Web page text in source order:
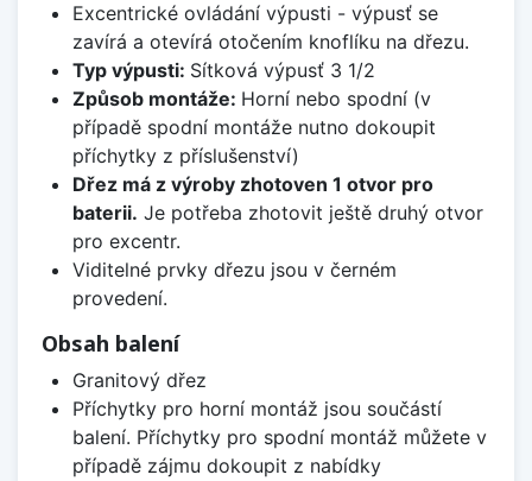
Excentrické ovládání výpusti - výpusť se
zavírá a otevírá otočením knoflíku na dřezu.
Typ výpusti: Sítková výpusť 3 1/2
Způsob montáže: Horní nebo spodní (v
případě spodní montáže nutno dokoupit
příchytky z příslušenství)
Dřez má z výroby zhotoven 1 otvor pro
baterii. Je potřeba zhotovit ještě druhý otvor
pro excentr.
Viditelné prvky dřezu jsou v černém
provedení.
Obsah balení
Granitový dřez
Příchytky pro horní montáž jsou součástí
balení. Příchytky pro spodní montáž můžete v
případě zájmu dokoupit z nabídky